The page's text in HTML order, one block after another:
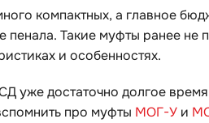
компактных, а главное
Такие муфты ранее не
и особенностях.
уже достаточно долгое
про муфты МОГ-У и